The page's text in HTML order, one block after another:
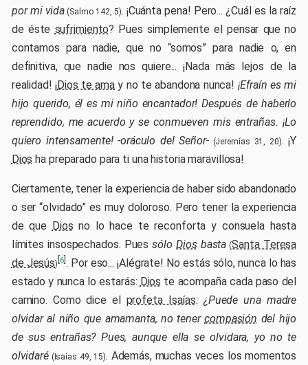
por mi vida (Salmo 142, 5). ¡Cuánta pena! Pero... ¿Cuál es la raíz
de éste sufrimiento? Pues simplemente el pensar que no
contamos para nadie, que no “somos” para nadie o, en
definitiva, que nadie nos quiere... ¡Nada más lejos de la
realidad! ¡Dios te ama y no te abandona nunca! ¡Efraín es mi
hijo querido, él es mi niño encantador! Después de haberlo
reprendido, me acuerdo y se conmueven mis entrañas. ¡Lo
quiero intensamente! -oráculo del Señor-(Jeremías 31, 20). ¡Y
Dios ha preparado para ti una historia maravillosa!
Ciertamente, tener la experiencia de haber sido abandonado
o ser “olvidado” es muy doloroso. Pero tener la experiencia
de que
Dios no lo hace te reconforta y consuela hasta
límites insospechados. PuessóloDiosbasta (Santa Teresa
de Jesús) 6] . Por eso... ¡Alégrate! No estás sólo, nunca lo has
estado y nunca lo estarás: Dios te acompaña cada paso del
camino. Como dice el profeta Isaías:¿Puede una madre
olvidar al niño que amamanta, no tenercompasión del hijo
de sus entrañas? Pues, aunque ella se olvidara, yo no te
olvidaré(Isaías 49, 15). Además, muchas veces los momentos